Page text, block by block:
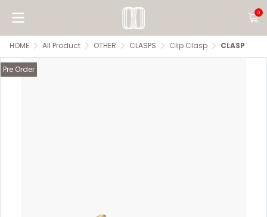
0
HOME All Product OTHER CLASPS Clip Clasp CLASP
Pre Order